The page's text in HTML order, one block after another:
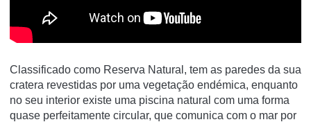
Classificado como Reserva Natural, tem as paredes da sua
cratera revestidas por uma vegetação endémica, enquanto
no seu interior existe uma piscina natural com uma forma
quase perfeitamente circular, que comunica com o mar por